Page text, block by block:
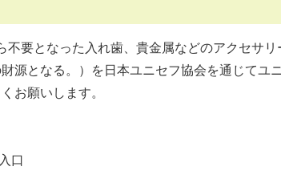
要となった入れ歯、貴金属などのアクセサリ
源となる。）を日本ユニセフ協会を通じてユ
お願いします。
口